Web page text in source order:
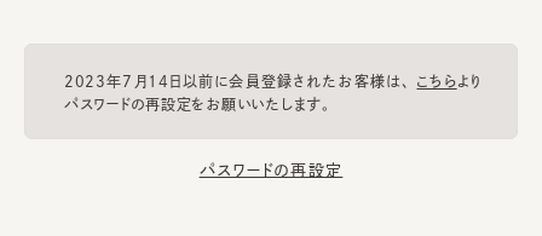
2023年7月14日以前に会員登録されたお客様は、 こちらより
パスワードの再設定をお願いいたします。
パスワードの再設定